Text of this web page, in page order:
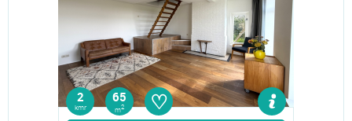
2
kmr
65
m2 ♡